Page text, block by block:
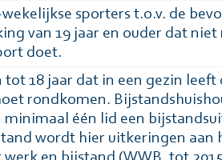
sporters t.o.v. de
van 19 jaar en ouder dat niet
doet.
tot 18 jaar dat in een gezin leeft
rondkomen.
minimaal één lid een
wordt hier uitkeringen aan